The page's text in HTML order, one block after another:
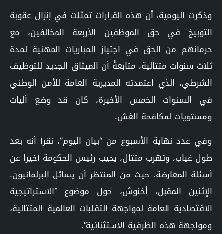
وذكرت اليومية، أن هذه القرارات تمثلت في إنزال عقوبة
التوبيخ في حق الموظفين الأربعة المخالفين، مع
حرمانهم من الحق في اجتياز المباريات المهنية لمدة
ثلاث سنوات متتالية، متابعةً أن الميثاق الجديد للتوظيف
الشرطي، الذي اعتمدته المديرية العامة للأمن الوطني
في السنوات الخمس الأخيرة، كان قد وضع آليات
ومستويات لمكافحة الغش.
وفي عدد نهاية الأسبوع من “بيان اليوم”، نقرأ أنه بعد
طول غياب، وتهرب متتال، يجيب رئيس الحكومة أخيرا عن
أسئلة المعارضة، حيث من المنتظر أن يسائل البرلمانيون،
الإثنين المقبل، أخنوش، حول موضوع “الاستراتيجية
الاقتصادية العامة لمواجهة التقلبات العالمية المتتالية،
ومواجهة هذه الظرفية الاستثنائية”.